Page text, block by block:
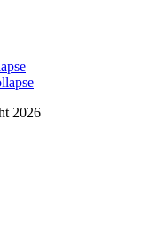
2026